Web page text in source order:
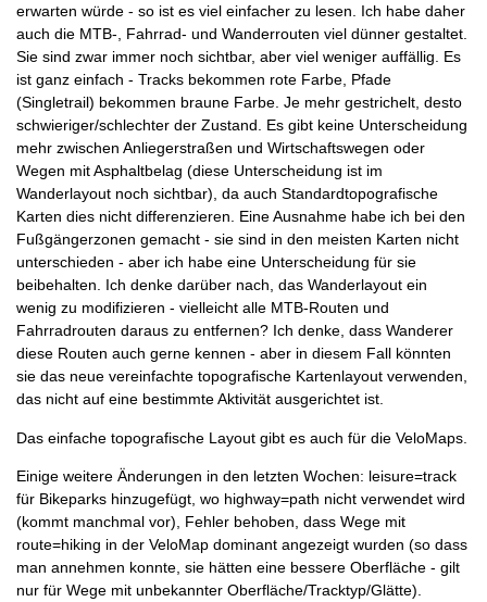
erwarten würde - so ist es viel einfacher zu lesen. Ich habe daher
auch die MTB-, Fahrrad- und Wanderrouten viel dünner gestaltet.
Sie sind zwar immer noch sichtbar, aber viel weniger auffällig. Es
ist ganz einfach - Tracks bekommen rote Farbe, Pfade
(Singletrail) bekommen braune Farbe. Je mehr gestrichelt, desto
schwieriger/schlechter der Zustand. Es gibt keine Unterscheidung
mehr zwischen Anliegerstraßen und Wirtschaftswegen oder
Wegen mit Asphaltbelag (diese Unterscheidung ist im
Wanderlayout noch sichtbar), da auch Standardtopografische
Karten dies nicht differenzieren. Eine Ausnahme habe ich bei den
Fußgängerzonen gemacht - sie sind in den meisten Karten nicht
unterschieden - aber ich habe eine Unterscheidung für sie
beibehalten. Ich denke darüber nach, das Wanderlayout ein
wenig zu modifizieren - vielleicht alle MTB-Routen und
Fahrradrouten daraus zu entfernen? Ich denke, dass Wanderer
diese Routen auch gerne kennen - aber in diesem Fall könnten
sie das neue vereinfachte topografische Kartenlayout verwenden,
das nicht auf eine bestimmte Aktivität ausgerichtet ist.
Das einfache topografische Layout gibt es auch für die VeloMaps.
Einige weitere Änderungen in den letzten Wochen: leisure=track
für Bikeparks hinzugefügt, wo highway=path nicht verwendet wird
(kommt manchmal vor), Fehler behoben, dass Wege mit
route=hiking in der VeloMap dominant angezeigt wurden (so dass
man annehmen konnte, sie hätten eine bessere Oberfläche - gilt
nur für Wege mit unbekannter Oberfläche/Tracktyp/Glätte).